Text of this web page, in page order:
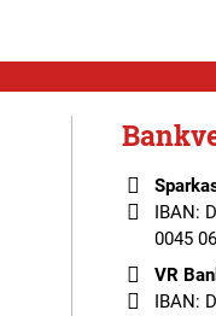
IBAN:
0045 06
VR
IBAN: